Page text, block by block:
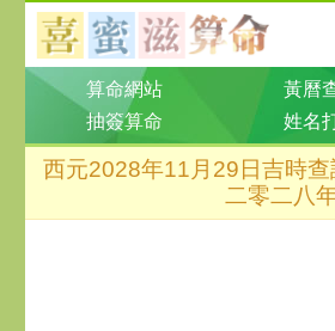
算命網站 黃曆
抽簽算命
姓名
西元2028年11月29日吉時
二零二八